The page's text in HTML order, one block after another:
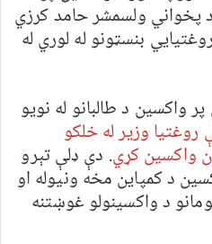
پخواني ولسمشر حامد کرزي
بنسټونو له لوري له
واکسین د طالبانو له نویو
روغتیا وزیر له خلکو
واکسین کړي. دې ډلې تېرو
د کمپاین مخه ونیوله او
د واکسینولو غوښتنه